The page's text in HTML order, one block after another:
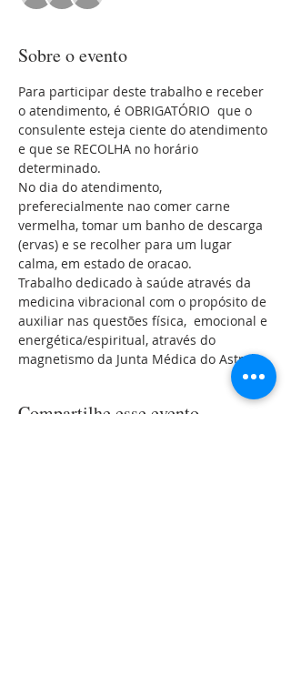
Sobre o evento
Para participar deste trabalho e receber
o atendimento, é OBRIGATÓRIO  que o
consulente esteja ciente do atendimento
e que se RECOLHA no horário
determinado.
No dia do atendimento,
preferecialmente nao comer carne
vermelha, tomar um banho de descarga
(ervas) e se recolher para um lugar
calma, em estado de oracao.
Trabalho dedicado à saúde através da
medicina vibracional com o propósito de
auxiliar nas questões física,  emocional e
energética/espiritual, através do
magnetismo da Junta Médica do Astral.
Compartilhe esse evento